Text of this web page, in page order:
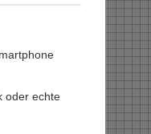
oder echte